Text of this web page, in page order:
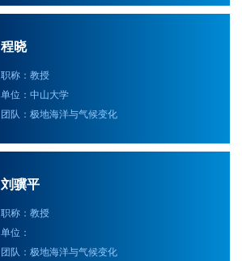
程晓
职称：教授
单位：中山大学
团队：极地海洋与气候变化
刘骥平
职称：教授
单位：
团队：极地海洋与气候变化